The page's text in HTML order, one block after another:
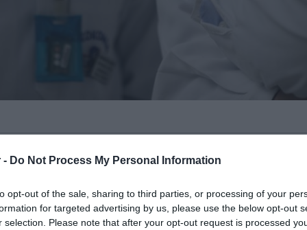
- Do Not Process My Personal Information
opt-out of the sale, sharing to third parties, or processing of your
for targeted advertising by us, please use the below opt-out
selection. Please note that after your opt-out request is processed
Καρκίνο του Παχέος Εντέρου , δίνει το
που περιέχουν, όπως αναφέρει
τα self-test για τον καρκίνο του